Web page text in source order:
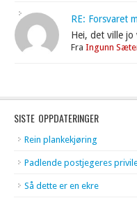
RE: Forsvaret
Hei, det ville
FraIngunn
SISTE OPPDATERINGER
Rein plankekjøring
Padlende postjegeres
Så dette er en ekre